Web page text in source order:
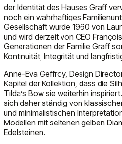
der Identität des Hauses Graff
noch ein wahrhaftiges
Gesellschaft wurde 1960 von
und wird derzeit von CEO
Generationen der Familie Graff
Kontinuität, Integrität und
Anne-Eva Geffroy, Design
Kapitel der Kollektion, dass die
Tilda’s Bow sie weiterhin
sich daher ständig von
und minimalistischen
Modellen mit seltenen gelben
Edelsteinen.